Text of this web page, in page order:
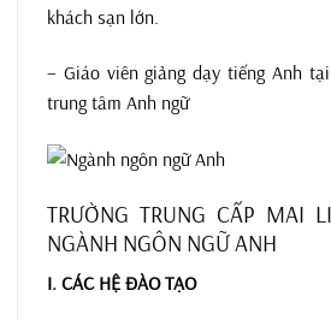
khách sạn lớn.
– Giáo viên giảng dạy tiếng Anh
trung tâm Anh ngữ
TRƯỜNG TRUNG CẤP MAI
NGÀNH NGÔN NGỮ ANH
I. CÁC HỆ ĐÀO TẠO